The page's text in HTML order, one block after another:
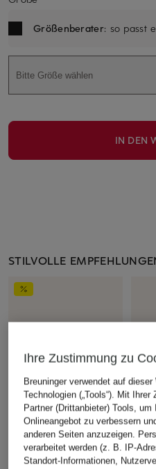
Größenberater: so passt
Bitte Größe wählen
IN DEN
STILVOLLE
ASICS
Sneaker GEL-NYC
Ihre Zustimmung zu
Breuninger verwendet auf
Technologien („Tools“). Mit
Partner (Drittanbieter) Tools,
Onlineangebot zu verbessern
anderen Seiten anzuzeigen.
verarbeitet werden (z. B. IP-
Standort-Informationen,